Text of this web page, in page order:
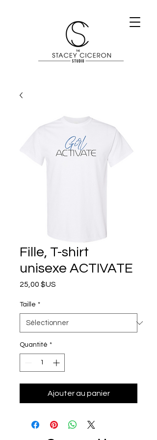
Fille, T-shirt
unisexe ACTIVATE
25,00 $US
Taille *
Quantité *
Ajouter au panier